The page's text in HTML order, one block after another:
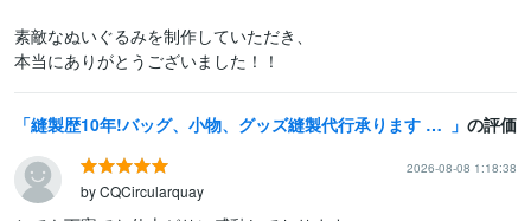
素敵なぬいぐるみを制作していただき、
本当にありがとうございました！！
縫製歴10年!バッグ、小物、グッズ縫製代行承ります 個人様、企業様からのご依頼、1点からでも作ります！ の評価
2026-08-08 1:18:38
by CQCircularquay